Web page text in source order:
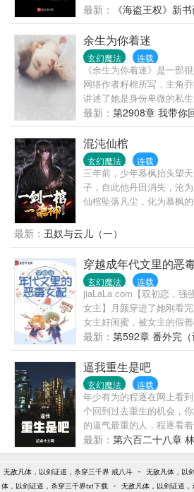
光，剑术和巫术展开对决
死亡，秘密结社与正神教
开帷幕，大航海！大开拓
的史诗，也有阴邪诡诈的
只有野蛮和更野蛮！ 艾文
贵族后裔的身份崛起，一
那顶位于超凡巅峰的奇迹
最新： 《海盗王权》新书
余生为你着迷
玄幻魔法 连载
《余生为你着迷》是一部
网络作者籽棉所写，主角
讲述了她是身份卑微的私
代姐姐嫁入轮椅中神秘的
骨，晚上他变成饿狼把她
最新： 第2908章 我带你
混沌仙棺
玄幻魔法 连载
三年前，少年慕枫抬头望
子，自此他丹田消失，沦
仙棺坠落凡尘，化为慕枫
踏仙路，剑指仙穹：“我虽
最新： 丑奴与云儿（一）
穿越成年代文里的恶
玄幻魔法 连载
jiaLaLa.com【双初恋，强
女主】月颜穿进了她刚看
女主好闺蜜，被女主的假
22xsw.com女主成了真善
颜穿书后的第一件事就是
的，惹不起还躲不起！仇
书里成了女主的备胎男二
提款机送温暖。提前知道
胎谁爱当谁当！
最新： 第592章 番外完（
逼我重生是吧
玄幻魔法 连载
年少有为的程逐在网上看
个回到过去重生的机会，
的逼气最重的人，程逐看
生，直接装起来了，回了句
那亮眼的余额截图。然而
书又名《好女孩别辜负，
只想搞钱，成年人不做选
最新： 第六百二十八章
无敌凡体，以剑证道，杀穿三千界 戒八斗 - 无敌凡体，以
体，以剑证道，杀穿三千界txt下载 - 无敌凡体，以剑证道